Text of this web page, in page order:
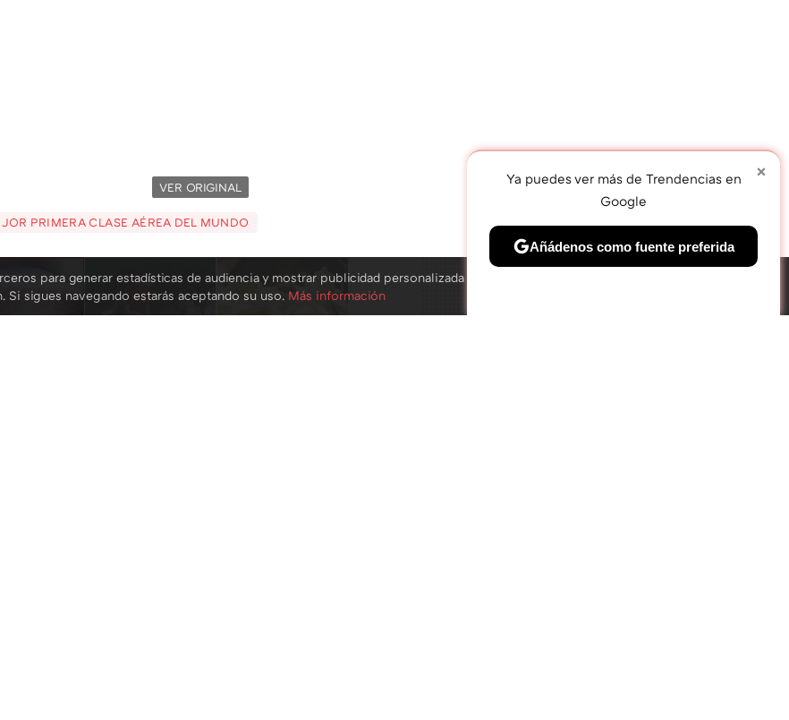
VER ORIGINAL
PRIMERA CLASE AÉREA DEL MUNDO
para generar estadísticas de audiencia y mostrar publicidad personalizada
Si sigues navegando estarás aceptando su uso. Más información
×
Ya puedes ver más de Trendencias en
Google
Añádenos como fuente preferida